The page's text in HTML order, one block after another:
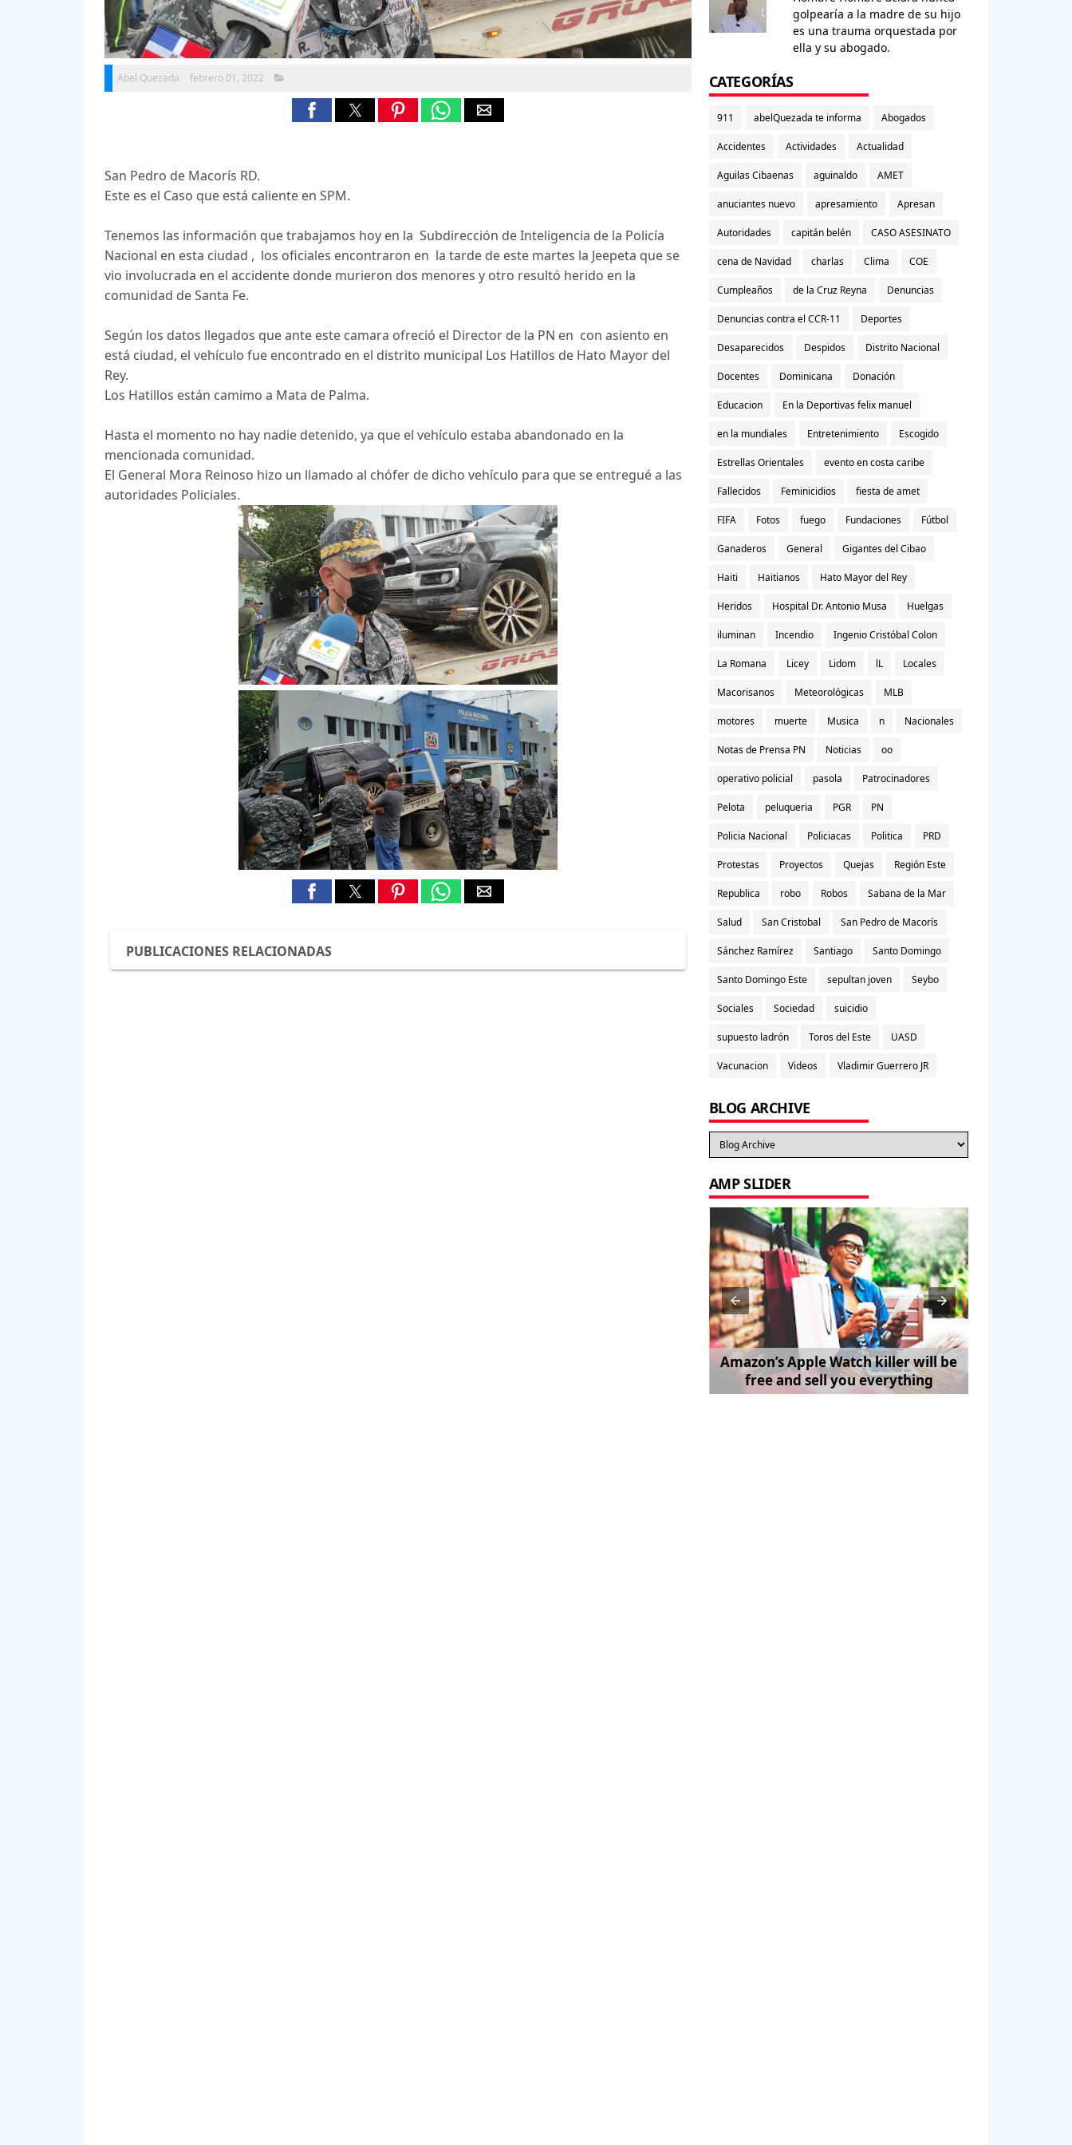
Abel Quezada febrero 01, 2022
San Pedro de Macorís RD.
Este es el Caso que está caliente en SPM.
Tenemos las información que trabajamos hoy en la Subdirección de Inteligencia de la Policía
Nacional en esta ciudad , los oficiales encontraron en la tarde de este martes la Jeepeta que se
vio involucrada en el accidente donde murieron dos menores y otro resultó herido en la
comunidad de Santa Fe.
Según los datos llegados que ante este camara ofreció el Director de la PN en con asiento en
está ciudad, el vehículo fue encontrado en el distrito municipal Los Hatillos de Hato Mayor del
Rey.
Los Hatillos están camimo a Mata de Palma.
Hasta el momento no hay nadie detenido, ya que el vehículo estaba abandonado en la
mencionada comunidad.
El General Mora Reinoso hizo un llamado al chófer de dicho vehículo para que se entregué a las
autoridades Policiales.
PUBLICACIONES RELACIONADAS
golpearía a la madre de su hijo
es una trauma orquestada por
ella y su abogado.
CATEGORÍAS
911 abelQuezada te informa Abogados
Accidentes Actividades Actualidad
Aguilas Cibaenas aguinaldo AMET
anuciantes nuevo apresamiento Apresan
Autoridades capitán belén CASO ASESINATO
cena de Navidad charlas Clima COE
Cumpleaños de la Cruz Reyna Denuncias
Denuncias contra el CCR-11 Deportes
Desaparecidos Despidos Distrito Nacional
Docentes Dominicana Donación
Educacion En la Deportivas felix manuel
en la mundiales Entretenimiento Escogido
Estrellas Orientales evento en costa caribe
Fallecidos Feminicidios fiesta de amet
FIFA Fotos fuego Fundaciones Fútbol
Ganaderos General Gigantes del Cibao
Haiti Haitianos Hato Mayor del Rey
Heridos Hospital Dr. Antonio Musa Huelgas
iluminan Incendio Ingenio Cristóbal Colon
La Romana Licey Lidom lL Locales
Macorisanos Meteorológicas MLB
motores muerte Musica n Nacionales
Notas de Prensa PN Noticias oo
operativo policial pasola Patrocinadores
Pelota peluqueria PGR PN
Policia Nacional Policiacas Politica PRD
Protestas Proyectos Quejas Región Este
Republica robo Robos Sabana de la Mar
Salud San Cristobal San Pedro de Macorís
Sánchez Ramírez Santiago Santo Domingo
Santo Domingo Este sepultan joven Seybo
Sociales Sociedad suicidio
supuesto ladrón Toros del Este UASD
Vacunacion Videos Vladimir Guerrero JR
BLOG ARCHIVE
AMP SLIDER
Amazon’s Apple Watch killer will be
free and sell you everything